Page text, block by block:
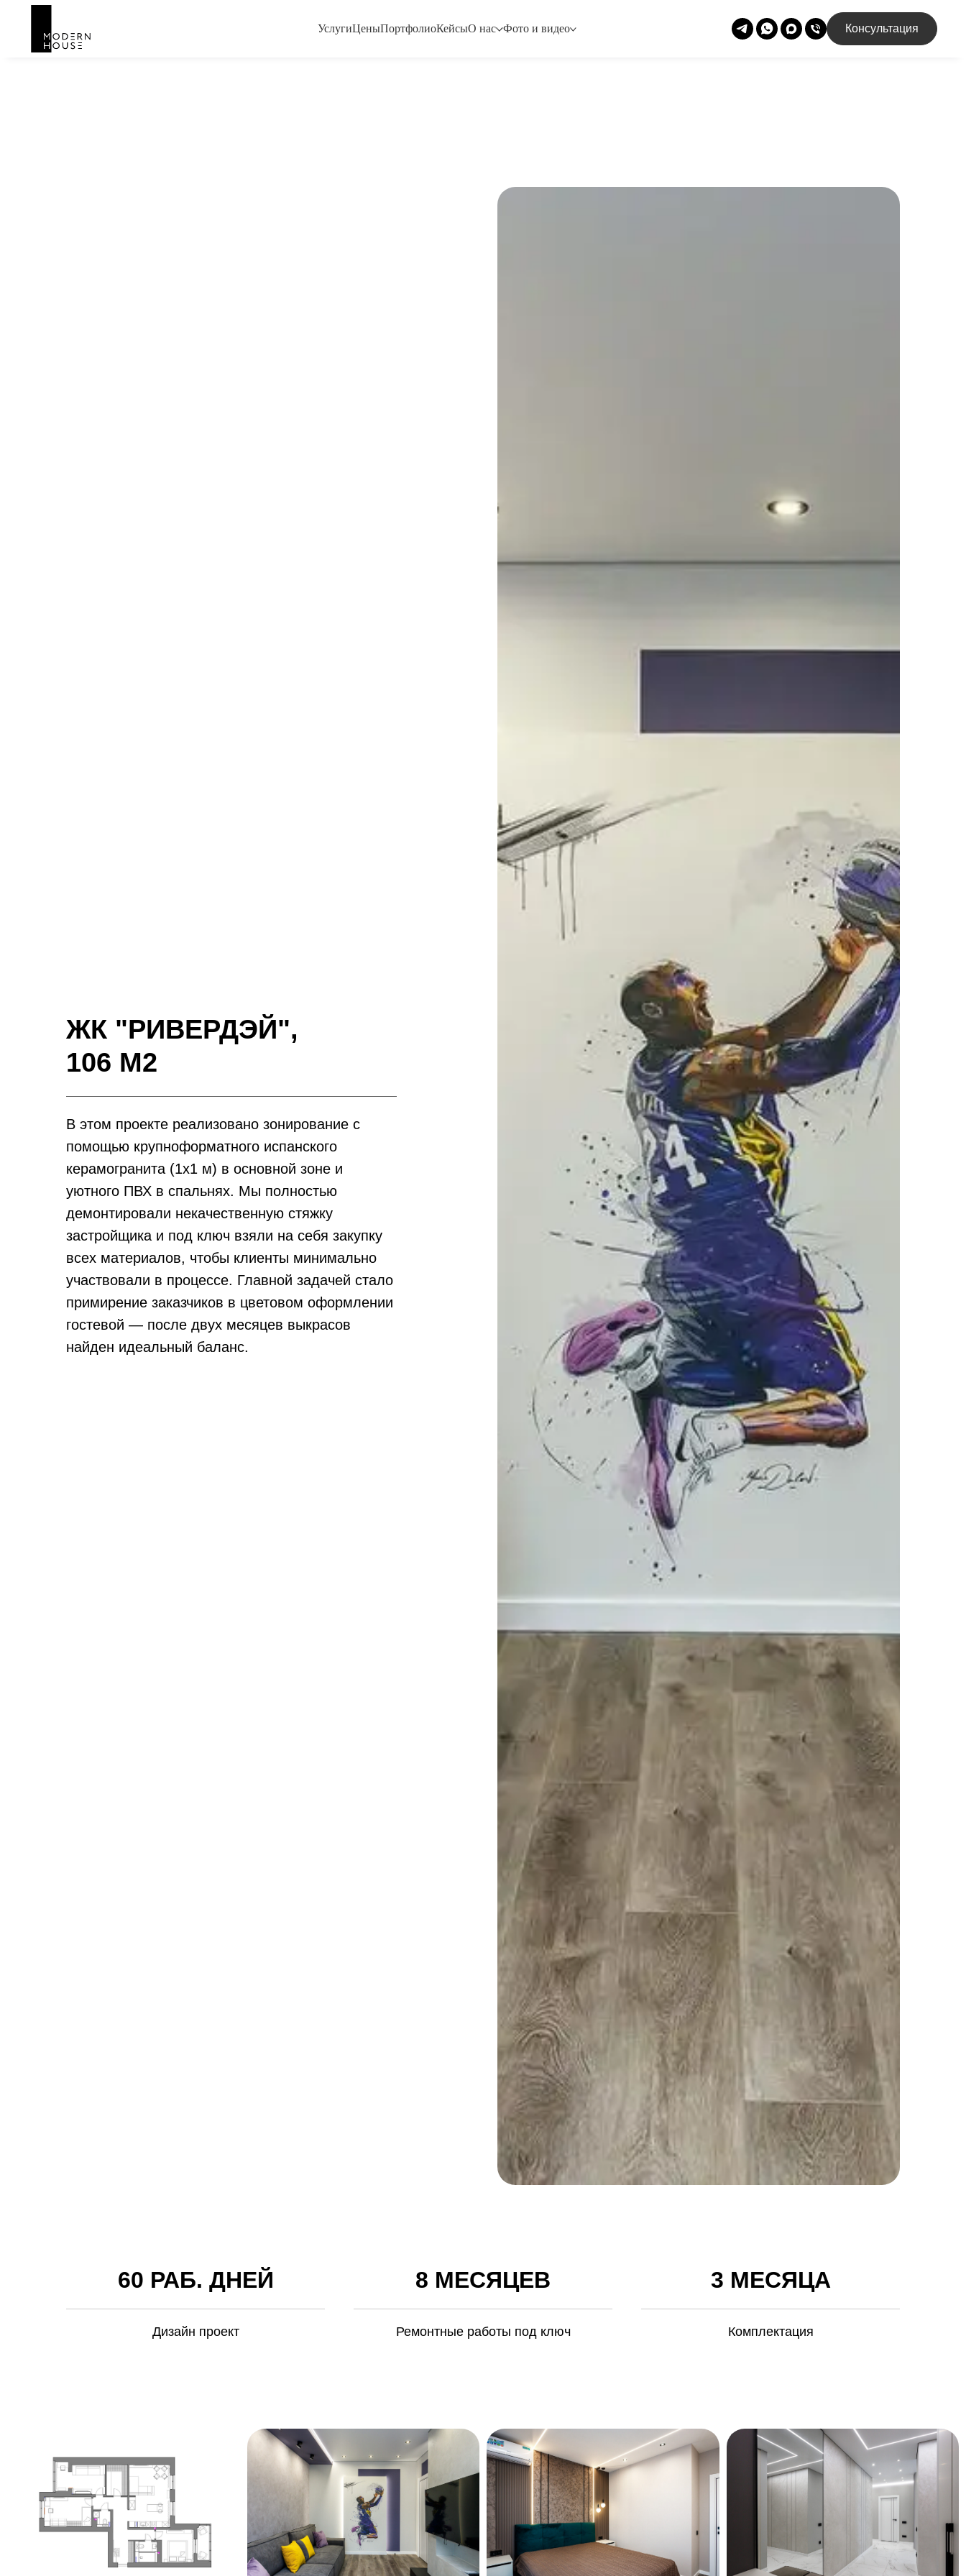
УслугиЦеныПортфолиоКейсыО нас Фото и видео Консультация
ЖК "РИВЕРДЭЙ",
106 М2
В этом проекте реализовано зонирование с
помощью крупноформатного испанского
керамогранита (1х1 м) в основной зоне и
уютного ПВХ в спальнях. Мы полностью
демонтировали некачественную стяжку
застройщика и под ключ взяли на себя закупку
всех материалов, чтобы клиенты минимально
участвовали в процессе. Главной задачей стало
примирение заказчиков в цветовом оформлении
гостевой — после двух месяцев выкрасов
найден идеальный баланс.
60 РАБ. ДНЕЙ
Дизайн проект
8 МЕСЯЦЕВ
Ремонтные работы под ключ
3 МЕСЯЦА
Комплектация